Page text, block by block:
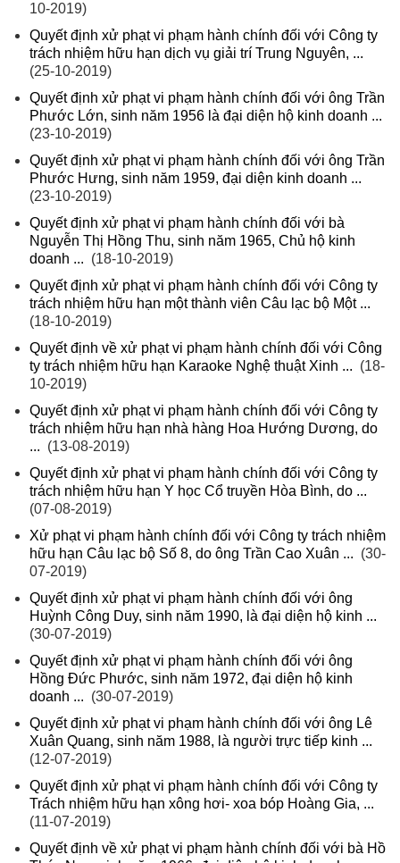
10-2019)
Quyết định xử phạt vi phạm hành chính đối với Công ty
trách nhiệm hữu hạn dịch vụ giải trí Trung Nguyên, ...
(25-10-2019)
Quyết định xử phạt vi phạm hành chính đối với ông Trần
Phước Lớn, sinh năm 1956 là đại diện hộ kinh doanh ...
(23-10-2019)
Quyết định xử phạt vi phạm hành chính đối với ông Trần
Phước Hưng, sinh năm 1959, đại diện kinh doanh ...
(23-10-2019)
Quyết định xử phạt vi phạm hành chính đối với bà
Nguyễn Thị Hồng Thu, sinh năm 1965, Chủ hộ kinh
doanh ... (18-10-2019)
Quyết định xử phạt vi phạm hành chính đối với Công ty
trách nhiệm hữu hạn một thành viên Câu lạc bộ Một ...
(18-10-2019)
Quyết định về xử phạt vi phạm hành chính đối với Công
ty trách nhiệm hữu hạn Karaoke Nghệ thuật Xinh ... (18-
10-2019)
Quyết định xử phạt vi phạm hành chính đối với Công ty
trách nhiệm hữu hạn nhà hàng Hoa Hướng Dương, do
... (13-08-2019)
Quyết định xử phạt vi phạm hành chính đối với Công ty
trách nhiệm hữu hạn Y học Cổ truyền Hòa Bình, do ...
(07-08-2019)
Xử phạt vi phạm hành chính đối với Công ty trách nhiệm
hữu hạn Câu lạc bộ Số 8, do ông Trần Cao Xuân ... (30-
07-2019)
Quyết định xử phạt vi phạm hành chính đối với ông
Huỳnh Công Duy, sinh năm 1990, là đại diện hộ kinh ...
(30-07-2019)
Quyết định xử phạt vi phạm hành chính đối với ông
Hồng Đức Phước, sinh năm 1972, đại diện hộ kinh
doanh ... (30-07-2019)
Quyết định xử phạt vi phạm hành chính đối với ông Lê
Xuân Quang, sinh năm 1988, là người trực tiếp kinh ...
(12-07-2019)
Quyết định xử phạt vi phạm hành chính đối với Công ty
Trách nhiệm hữu hạn xông hơi- xoa bóp Hoàng Gia, ...
(11-07-2019)
Quyết định về xử phạt vi phạm hành chính đối với bà Hồ